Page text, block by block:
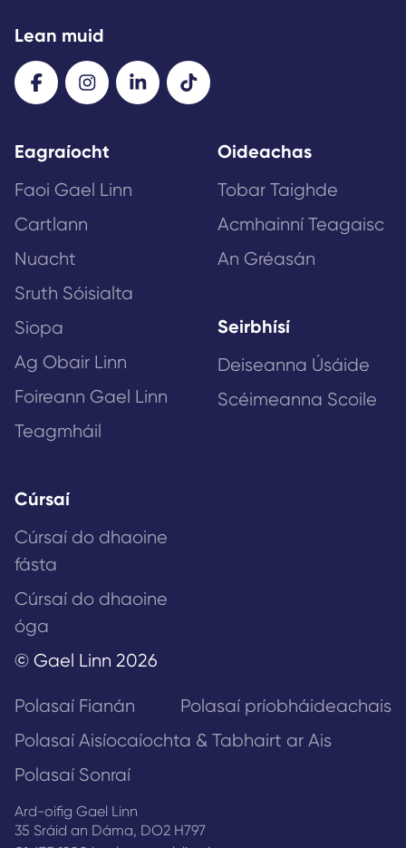
Lean muid
Eagraíocht
Faoi Gael Linn
Cartlann
Nuacht
Sruth Sóisialta
Siopa
Ag Obair Linn
Foireann Gael Linn
Teagmháil
Oideachas
Tobar Taighde
Acmhainní Teagaisc
An Gréasán
Seirbhísí
Deiseanna Úsáide
Scéimeanna Scoile
Cúrsaí
Cúrsaí do dhaoine
fásta
Cúrsaí do dhaoine
óga
© Gael Linn 2026
Polasaí Fianán
Polasaí príobháideachais
Polasaí Aisíocaíochta & Tabhairt ar Ais
Polasaí Sonraí
Ard-oifig Gael Linn
35 Sráid an Dáma, DO2 H797